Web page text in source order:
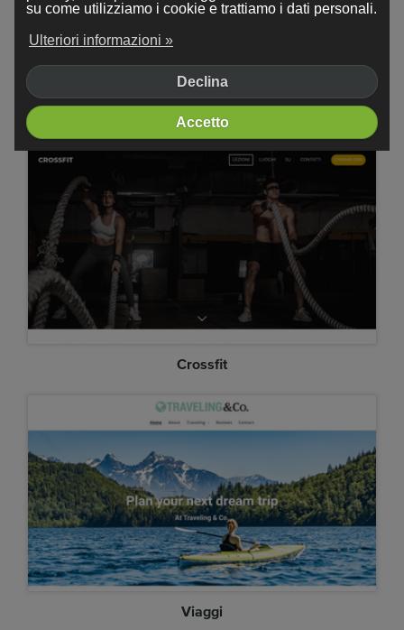
Minimalista
Crossfit
Viaggi
su come utilizziamo i cookie e trattiamo i dati personali.
Ulteriori informazioni »
Declina
Accetto